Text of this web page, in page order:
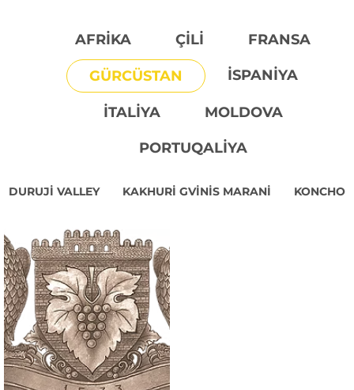
AFRIKA ÇILI FRANSA
GÜRCÜSTAN İSPANIYA
İTALIYA MOLDOVA
PORTUQALIYA
DURUJI VALLEY KAKHURI GVINIS MARANI KONCHO